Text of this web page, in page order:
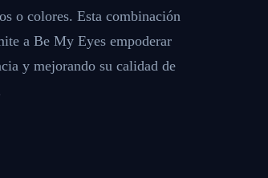
o colores. Esta combinación
a Be My Eyes empoderar
y mejorando su calidad de